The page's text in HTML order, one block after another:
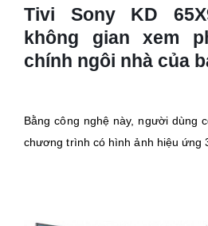
Tivi Sony KD
không gian xem
chính ngôi nhà của
Bằng công nghệ này, người dùng
chương trình có hình ảnh hiệu ứng